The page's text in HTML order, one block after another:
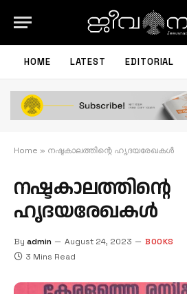
HOME LATEST EDITORIAL
Home » നഷ്ടകാലത്തിന്റെ ഹൃദയരേഖകള്‍
നഷ്ടകാലത്തിന്റെ
ഹൃദയരേഖകള്‍
By admin August 24, 2023 BOOKS
3 Mins Read